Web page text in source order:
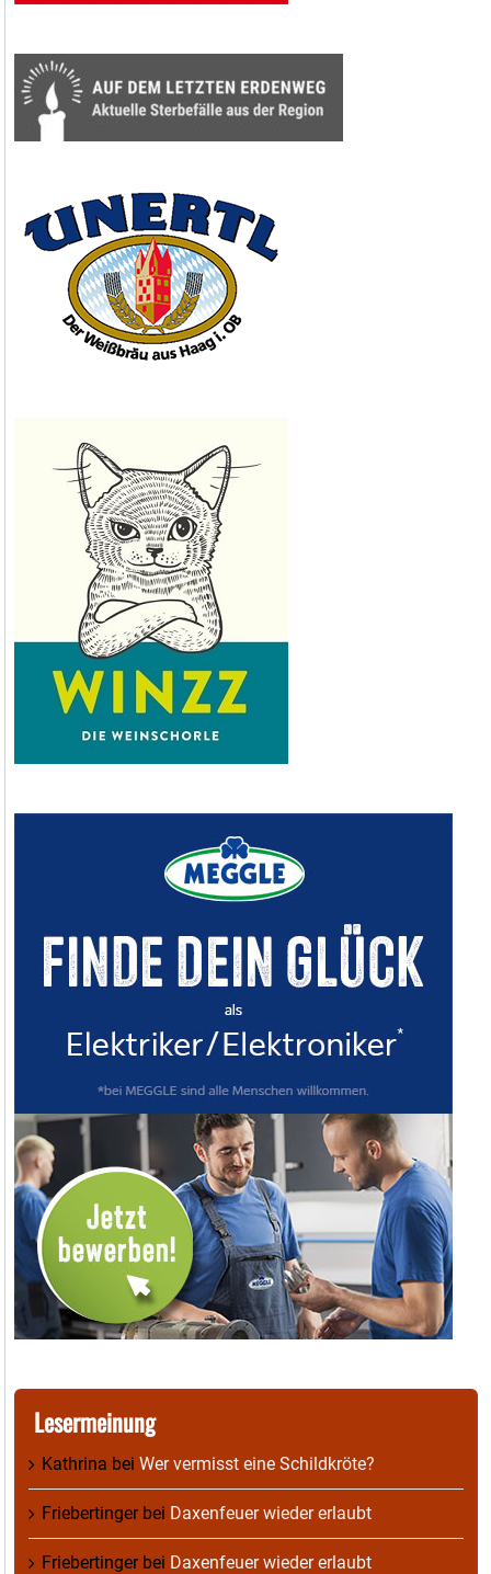
Lesermeinung
Kathrina bei Wer vermisst eine Schildkröte?
Friebertingerbei Daxenfeuer wieder erlaubt
Friebertingerbei Daxenfeuer wieder erlaubt